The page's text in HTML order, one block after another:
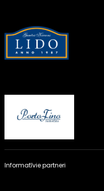
Informatīvie partneri